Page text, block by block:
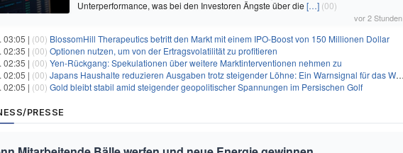
Unterperformance, was bei den Investoren Ängste über die […] (00)
vor 2 Stunden
03:05 | (00) BlossomHill Therapeutics betritt den Markt mit einem IPO-Boost von 150 Millionen Dollar
02:35 | (00) Optionen nutzen, um von der Ertragsvolatilität zu profitieren
02:35 | (00) Yen-Rückgang: Spekulationen über weitere Marktinterventionen nehmen zu
02:05 | (00) Japans Haushalte reduzieren Ausgaben trotz steigender Löhne: Ein Warnsignal für das Wachstum
02:05 | (00) Gold bleibt stabil amid steigender geopolitischer Spannungen im Persischen Golf
PRESSE